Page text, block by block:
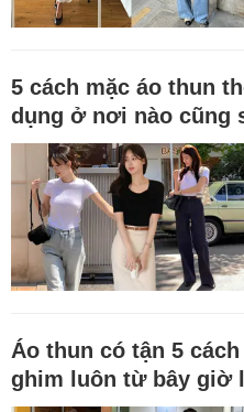
5 cách mặc áo thun
dụng ở nơi nào cũng
Áo thun có tận 5
ghim luôn từ bây giờ